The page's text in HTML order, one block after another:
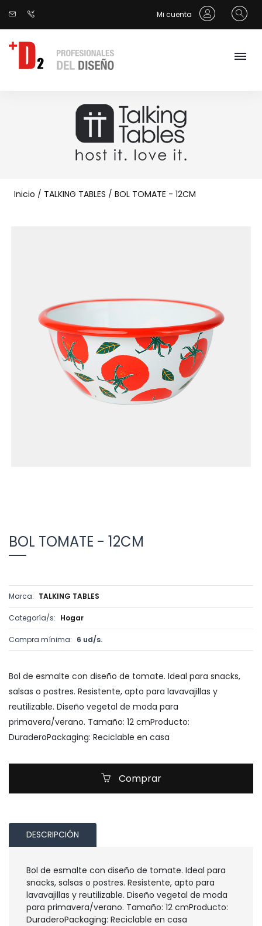
Mi cuenta
Inicio / TALKING TABLES / BOL TOMATE - 12CM
BOL TOMATE - 12CM
Marca: TALKING TABLES
Categoría/s: Hogar
Compra mínima: 6 ud/s.
Bol de esmalte con diseño de tomate. Ideal para snacks,
salsas o postres. Resistente, apto para lavavajillas y
reutilizable. Diseño vegetal de moda para
primavera/verano. Tamaño: 12 cmProducto:
DuraderoPackaging: Reciclable en casa
Comprar
DESCRIPCIÓN
Bol de esmalte con diseño de tomate. Ideal para
snacks, salsas o postres. Resistente, apto para
lavavajillas y reutilizable. Diseño vegetal de moda
para primavera/verano. Tamaño: 12 cmProducto:
DuraderoPackaging: Reciclable en casa